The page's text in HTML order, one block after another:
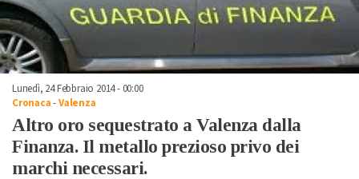
Lunedì, 24 Febbraio 2014 - 00:00
Cronaca-Valenza
Altro oro sequestrato a Valenza dalla
Finanza. Il metallo prezioso privo dei
marchi necessari.